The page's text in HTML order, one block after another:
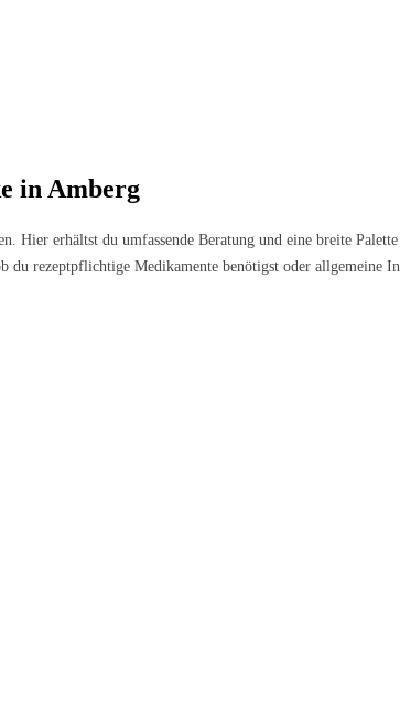
in Amberg
erhältst du umfassende Beratung und eine breite
rezeptpflichtige Medikamente benötigst oder allgemeine